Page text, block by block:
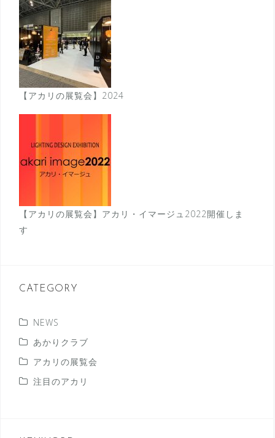
【アカリの展覧会】2024
【アカリの展覧会】アカリ・イマージュ2022開催しま
す
CATEGORY
NEWS
あかりクラブ
アカリの展覧会
注目のアカリ